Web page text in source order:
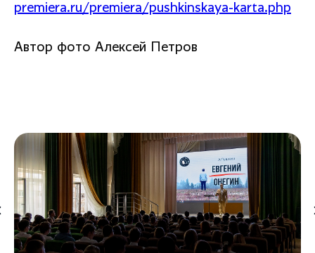
premiera.ru/premiera/pushkinskaya-karta.php
Автор фото Алексей Петров